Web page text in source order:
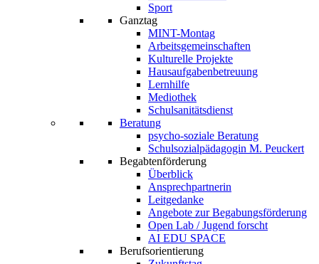
Sport
Ganztag
MINT-Montag
Arbeitsgemeinschaften
Kulturelle Projekte
Hausaufgabenbetreuung
Lernhilfe
Mediothek
Schulsanitätsdienst
Beratung
psycho-soziale Beratung
Schulsozialpädagogin M. Peuckert
Begabtenförderung
Überblick
Ansprechpartnerin
Leitgedanke
Angebote zur Begabungsförderung
Open Lab / Jugend forscht
AI EDU SPACE
Berufsorientierung